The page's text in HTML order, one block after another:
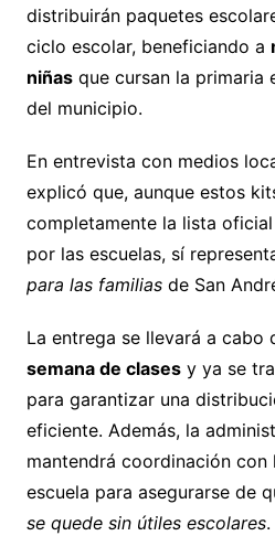
distribuirán paquetes
ciclo escolar, beneficiando a
niñasque cursan la primaria
del municipio.
En entrevista con medios
explicó que, aunque estos
completamente la lista
por las escuelas, sí
para las familiasde San
La entrega se llevará a cabo
semana de clasesy ya se
para garantizar una
eficiente. Además, la
mantendrá coordinación
escuela para asegurarse de
se quede sin útiles escolares.